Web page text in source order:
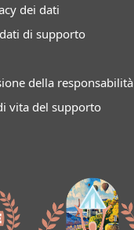
dei dati
di supporto
della responsabilità
vita del supporto